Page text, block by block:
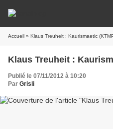
Accueil » Klaus Treuheit : Kaurismaetic
Klaus Treuheit :
Publié le 07/11/2012 à 10:20
Par Grisli